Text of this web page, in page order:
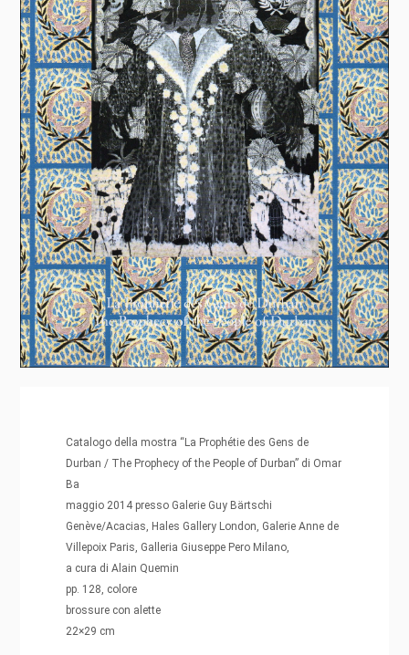
Catalogo della mostra “La Prophétie des Gens de
Durban / The Prophecy of the People of Durban” di Omar
Ba
maggio 2014 presso Galerie Guy Bärtschi
Genève/Acacias, Hales Gallery London, Galerie Anne de
Villepoix Paris, Galleria Giuseppe Pero Milano,
a cura di Alain Quemin
pp. 128, colore
brossure con alette
22×29 cm